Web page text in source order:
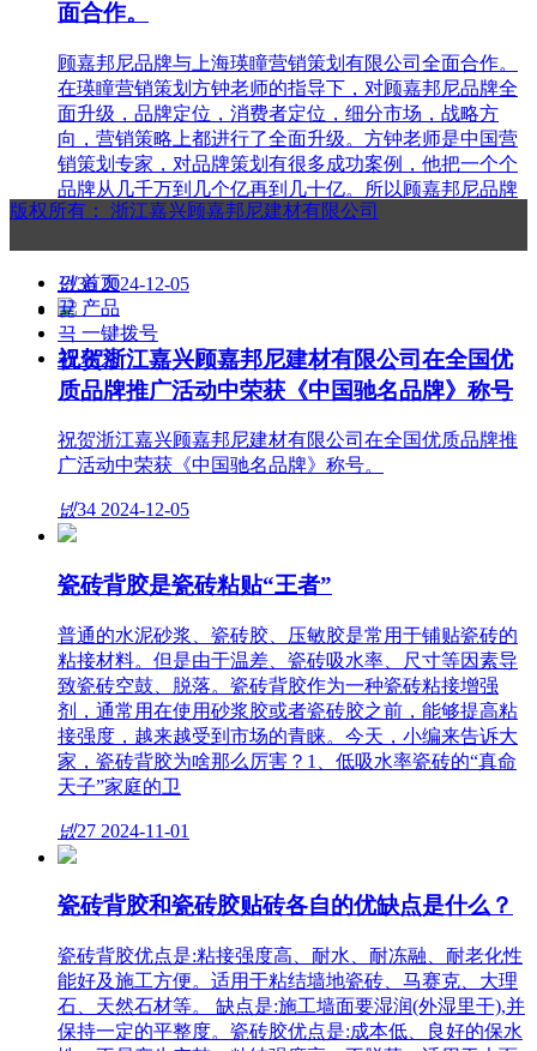
面合作。
顾嘉邦尼品牌与上海瑛瞳营销策划有限公司全面合作。
在瑛瞳营销策划方钟老师的指导下，对顾嘉邦尼品牌全
面升级，品牌定位，消费者定位，细分市场，战略方
向，营销策略上都进行了全面升级。方钟老师是中国营
销策划专家，对品牌策划有很多成功案例，他把一个个
品牌从几千万到几个亿再到几十亿。所以顾嘉邦尼品牌
在上海瑛瞳营销策划有限公司强势入驻下，顾嘉邦尼建
넶36 2024-12-05
祝贺浙江嘉兴顾嘉邦尼建材有限公司在全国优
质品牌推广活动中荣获《中国驰名品牌》称号
祝贺浙江嘉兴顾嘉邦尼建材有限公司在全国优质品牌推
广活动中荣获《中国驰名品牌》称号。
넶34 2024-12-05
瓷砖背胶是瓷砖粘贴“王者”
普通的水泥砂浆、瓷砖胶、压敏胶是常用于铺贴瓷砖的
粘接材料。但是由于温差、瓷砖吸水率、尺寸等因素导
致瓷砖空鼓、脱落。瓷砖背胶作为一种瓷砖粘接增强
剂，通常用在使用砂浆胶或者瓷砖胶之前，能够提高粘
接强度，越来越受到市场的青睐。今天，小编来告诉大
家，瓷砖背胶为啥那么厉害？1、低吸水率瓷砖的“真命
天子”家庭的卫
넶27 2024-11-01
瓷砖背胶和瓷砖胶贴砖各自的优缺点是什么？
瓷砖背胶优点是:粘接强度高、耐水、耐冻融、耐老化性
能好及施工方便。适用于粘结墙地瓷砖、马赛克、大理
石、天然石材等。 缺点是:施工墙面要湿润(外湿里干),并
保持一定的平整度。瓷砖胶优点是:成本低、良好的保水
版权所有： 浙江嘉兴顾嘉邦尼建材有限公司
낀 首页
뀵 产品
끅 一键拨号
끇 联系